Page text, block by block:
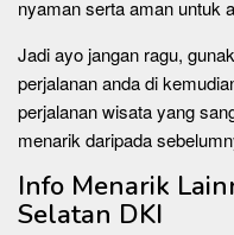
nyaman serta aman untuk
Jadi ayo jangan ragu,
perjalanan anda di
perjalanan wisata yang
menarik daripada
Info Menarik
Selatan DKI